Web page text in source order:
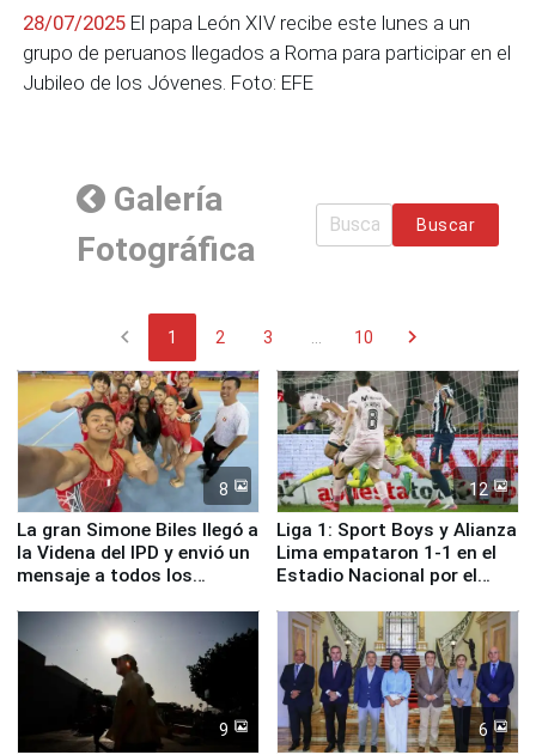
28/07/2025 El papa León XIV recibe este lunes a un
grupo de peruanos llegados a Roma para participar en el
Jubileo de los Jóvenes. Foto: EFE
Galería
Fotográfica
Buscar
chevron_left 1 2 3 10 chevron_right
8
La gran Simone Biles llegó a
la Videna del IPD y envió un
mensaje a todos los
12
Liga 1: Sport Boys y Alianza
Lima empataron 1-1 en el
Estadio Nacional por el
9 6